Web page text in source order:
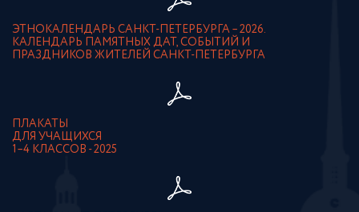
ЭТНОКАЛЕНДАРЬ САНКТ-ПЕТЕРБУРГА – 2026.
КАЛЕНДАРЬ ПАМЯТНЫХ ДАТ, СОБЫТИЙ И
ПРАЗДНИКОВ ЖИТЕЛЕЙ САНКТ-ПЕТЕРБУРГА
ПЛАКАТЫ
ДЛЯ УЧАЩИХСЯ
1–4 КЛАССОВ - 2025